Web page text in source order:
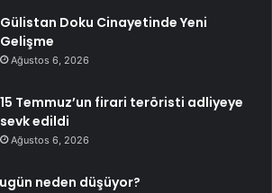
Gülistan Doku Cinayetinde Yeni
Gelişme
Ağustos 6, 2026
15 Temmuz’un firari teröristi adliyeye
sevk edildi
Ağustos 6, 2026
neden düşüyor?